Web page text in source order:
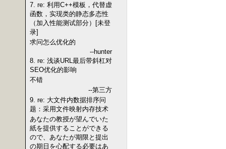
7. re: 利用C++模板，代替虚
函数，实现类的静态多态性
（加入性能测试部分）[未登
录]
求问怎么优化的
--hunter
8. re: 浅谈URL最后带斜杠对
SEO优化的影响
不错
--第三方
9. re: 大文件内数据排序问
题：采用文件映射内存技术
あなたの教授が望んでいた
紙を提供することができる
ので、あなたが期限と提出
の期日を心配する必要はあ